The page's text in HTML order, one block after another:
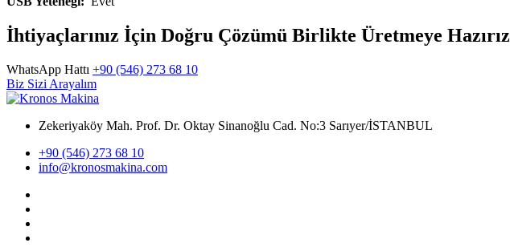
İhtiyaçlarınız İçin Doğru Çözümü Birlikte Üretmeye Hazırız
WhatsApp Hattı +90 (546) 273 68 10
Biz Sizi Arayalım
Zekeriyaköy Mah. Prof. Dr. Oktay Sinanoğlu Cad. No:3 Sarıyer/İSTANBUL
+90 (546) 273 68 10
info@kronosmakina.com